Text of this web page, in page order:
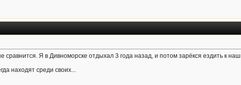
сравнится. Я в Дивноморске отдыхал 3 года назад, и потом зарёкся ездить к
находят среди своих...